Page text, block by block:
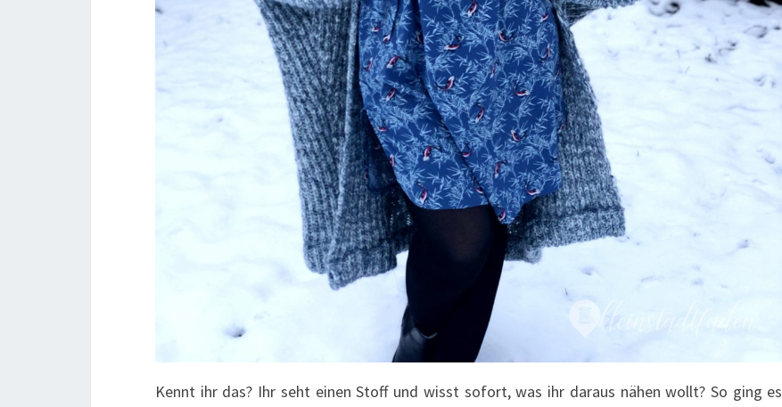
Kennt ihr das? Ihr seht einen Stoff und wisst sofort, was ihr daraus nähen wollt? So ging es